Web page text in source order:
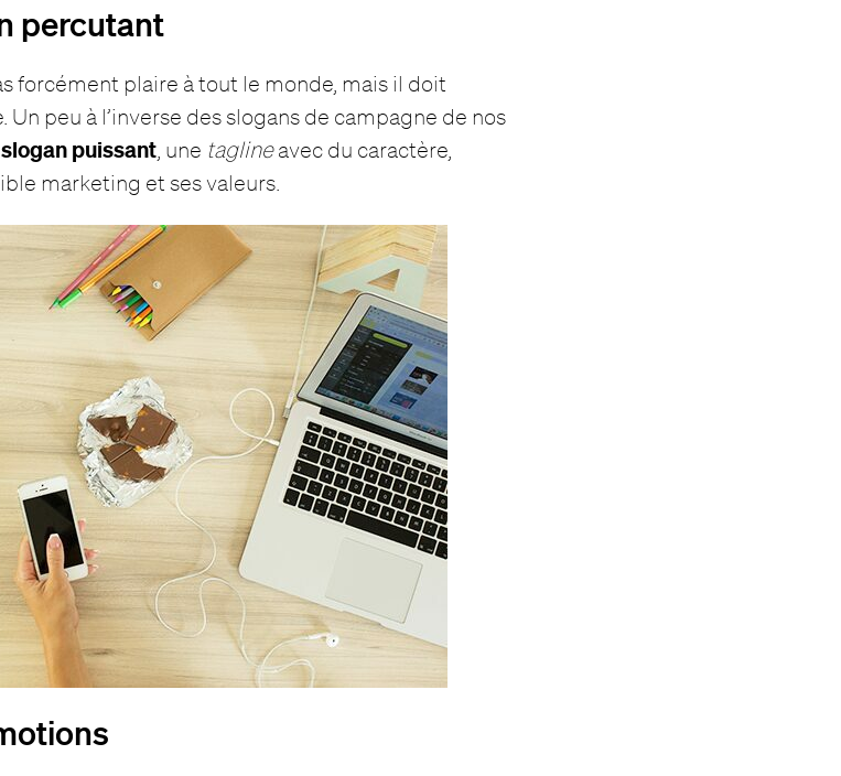
percutant
forcément plaire à tout le monde, mais il doit
peu à l’inverse des slogans de campagne de nos
slogan puissant , une taglineavec du caractère,
marketing et ses valeurs.